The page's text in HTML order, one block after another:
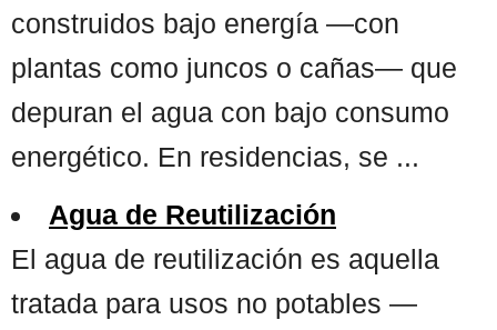
construidos bajo energía —con
plantas como juncos o cañas— que
depuran el agua con bajo consumo
energético. En residencias, se ...
Agua de Reutilización
El agua de reutilización es aquella
tratada para usos no potables —